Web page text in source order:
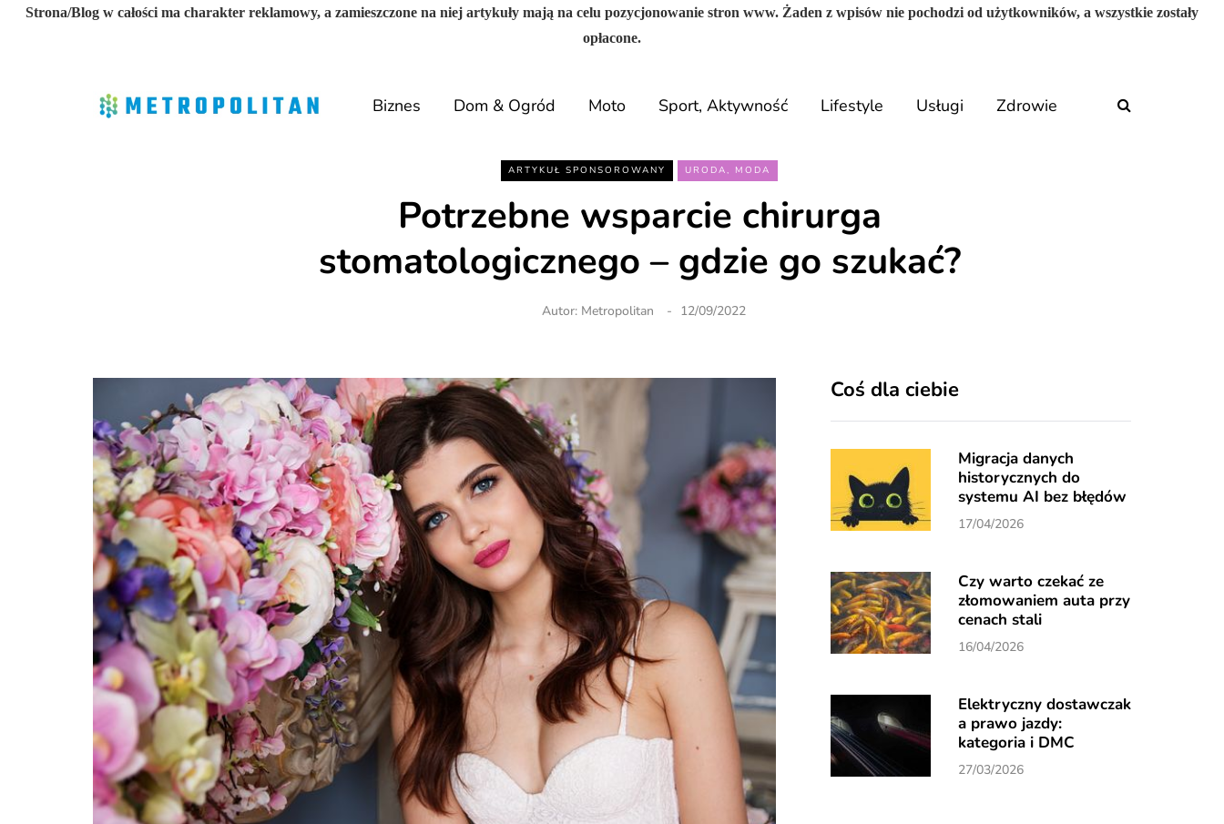
Strona/Blog w całości ma charakter reklamowy, a zamieszczone na niej artykuły mają na celu pozycjonowanie stron www. Żaden z wpisów nie pochodzi od użytkowników, a wszystkie zostały
opłacone.
Biznes Dom & Ogród Moto Sport, Aktywność Lifestyle Usługi Zdrowie
ARTYKUŁ SPONSOROWANY URODA, MODA
Potrzebne wsparcie chirurga
stomatologicznego – gdzie go szukać?
Autor: Metropolitan 12/09/2022
Coś dla ciebie
Migracja danych
historycznych do
systemu AI bez błędów
17/04/2026
Czy warto czekać ze
złomowaniem auta przy
cenach stali
16/04/2026
Elektryczny dostawczak
a prawo jazdy:
kategoria i DMC
27/03/2026